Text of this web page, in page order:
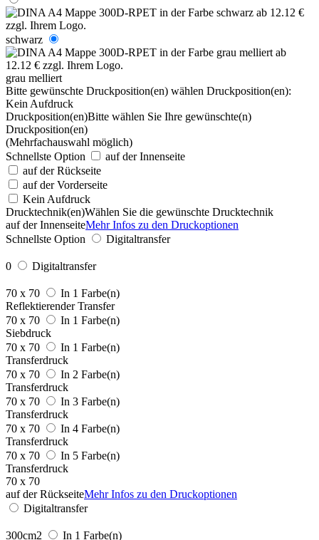
schwarz
grau melliert
Bitte gewünschte Druckposition(en) wählen Druckposition(en):
Kein Aufdruck
Druckposition(en)Bitte wählen Sie Ihre gewünschte(n)
Druckposition(en)
(Mehrfachauswahl möglich)
Schnellste Option
auf der Innenseite
auf der Rückseite
auf der Vorderseite
Kein Aufdruck
Drucktechnik(en)Wählen Sie die gewünschte Drucktechnik
auf der InnenseiteMehr Infos zu den Druckoptionen
Schnellste Option
Digitaltransfer
0 Digitaltransfer
70 x 70
In 1 Farbe(n)
Reflektierender Transfer
70 x 70
In 1 Farbe(n)
Siebdruck
70 x 70
In 1 Farbe(n)
Transferdruck
70 x 70
In 2 Farbe(n)
Transferdruck
70 x 70
In 3 Farbe(n)
Transferdruck
70 x 70
In 4 Farbe(n)
Transferdruck
70 x 70
In 5 Farbe(n)
Transferdruck
70 x 70
auf der RückseiteMehr Infos zu den Druckoptionen
Digitaltransfer
300cm2 In 1 Farbe(n)